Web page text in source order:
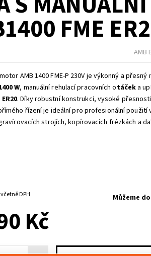
FME
AMB
AMB 1400 FME-P 230V je výkonný a přesný
W, manuální rehulací pracovních otáček a
ER20. Díky robustní konstrukci, vysoké
řízení je ideální pro profesionální použití
strojích, kopírovacích frézkách a
12 087,90 Kč včetně DPH
Můžeme
Kč